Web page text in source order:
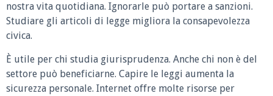
nostra vita quotidiana. Ignorarle può portare a sanzioni.
Studiare gli articoli di legge migliora la consapevolezza
civica.
È utile per chi studia giurisprudenza. Anche chi non è del
settore può beneficiarne. Capire le leggi aumenta la
sicurezza personale. Internet offre molte risorse per